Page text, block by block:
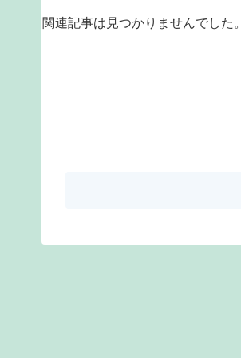
関連記事は見つかりませんでした。